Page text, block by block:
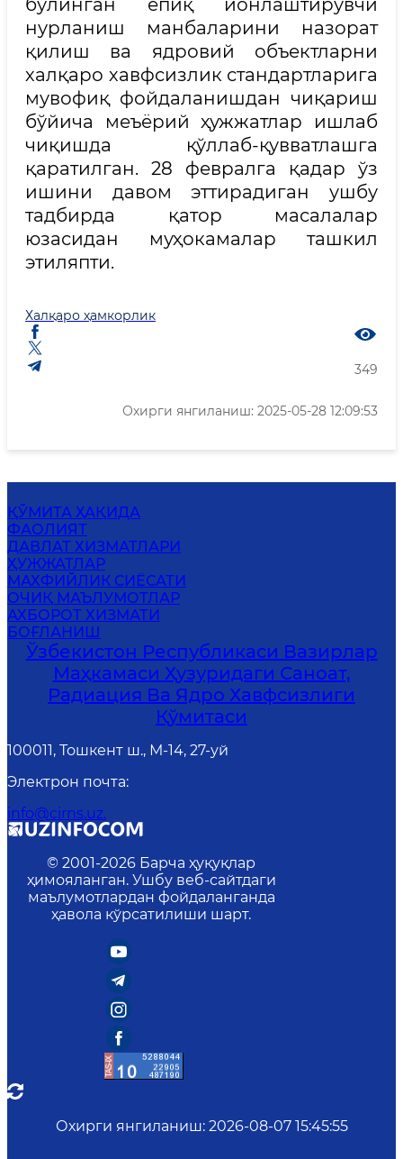
бўлинган ёпиқ ионлаштирувчи
нурланиш манбаларини назорат
қилиш ва ядровий объектларни
халқаро хавфсизлик стандартларига
мувофиқ фойдаланишдан чиқариш
бўйича меъёрий ҳужжатлар ишлаб
чиқишда қўллаб-қувватлашга
қаратилган. 28 февралга қадар ўз
ишини давом эттирадиган ушбу
тадбирда қатор масалалар
юзасидан муҳокамалар ташкил
этиляпти.
Халқаро ҳамкорлик
349
Охирги янгиланиш: 2025-05-28 12:09:53
ҚЎМИТА ҲАҚИДА
ФАОЛИЯТ
ДАВЛАТ ХИЗМАТЛАРИ
ҲУЖЖАТЛАР
МАХФИЙЛИК СИЁСАТИ
ОЧИҚ МАЪЛУМОТЛАР
АХБОРОТ ХИЗМАТИ
БОҒЛАНИШ
Ўзбекистон Республикаси Вазирлар
Маҳкамаси Ҳузуридаги Саноат,
Радиация Ва Ядро Хавфсизлиги
Қўмитаси
100011, Тошкент ш., М-14, 27-уй
Электрон почта:
info@cirns.uz.
© 2001-2026 Барча ҳуқуқлар
ҳимояланган. Ушбу веб-сайтдаги
маълумотлардан фойдаланганда
ҳавола кўрсатилиши шарт.
Охирги янгиланиш: 2026-08-07 15:45:55